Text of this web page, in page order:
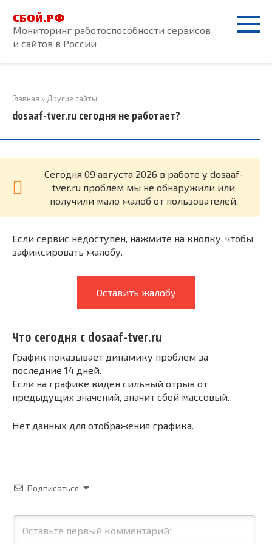
контенту
СБОЙ.РФ
Мониторинг работоспособности сервисов
и сайтов в России
Главная » Другие сайты
dosaaf-tver.ru сегодня не работает?
Cегодня 09 августа 2026 в работе у dosaaf-
tver.ru проблем мы не обнаружили или
получили мало жалоб от пользователей.
Если сервис недоступен, нажмите на кнопку, чтобы
зафиксировать жалобу.
Оставить жалобу
Что сегодня с dosaaf-tver.ru
График показывает динамику проблем за
последние 14 дней.
Если на графике виден сильный отрыв от
предыдущих значений, значит сбой массовый.
Нет данных для отображения графика.
Подписаться